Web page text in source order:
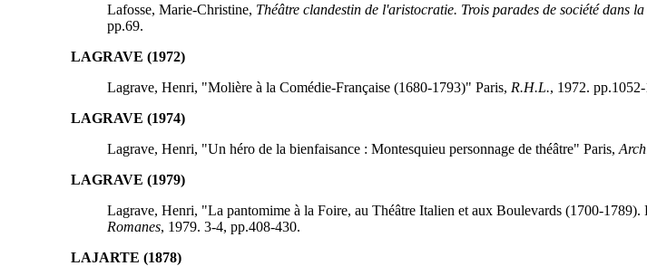
Lafosse, Marie-Christine, Théâtre clandestin de l'aristocratie. Trois parades de société dans
pp.69.
LAGRAVE (1972)
Lagrave, Henri, "Molière à la Comédie-Française (1680-1793)" Paris, R.H.L., 1972.
LAGRAVE (1974)
Lagrave, Henri, "Un héro de la bienfaisance : Montesquieu personnage de théâtre" Paris,
LAGRAVE (1979)
Lagrave, Henri, "La pantomime à la Foire, au Théâtre Italien et aux Boulevards (1700-1789).
Romanes, 1979. 3-4, pp.408-430.
LAJARTE (1878)